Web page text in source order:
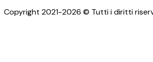
Copyright 2021-2026 © Tutti i diritti